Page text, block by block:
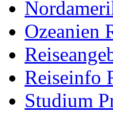
Ozeanien
Reiseinfo
Studium